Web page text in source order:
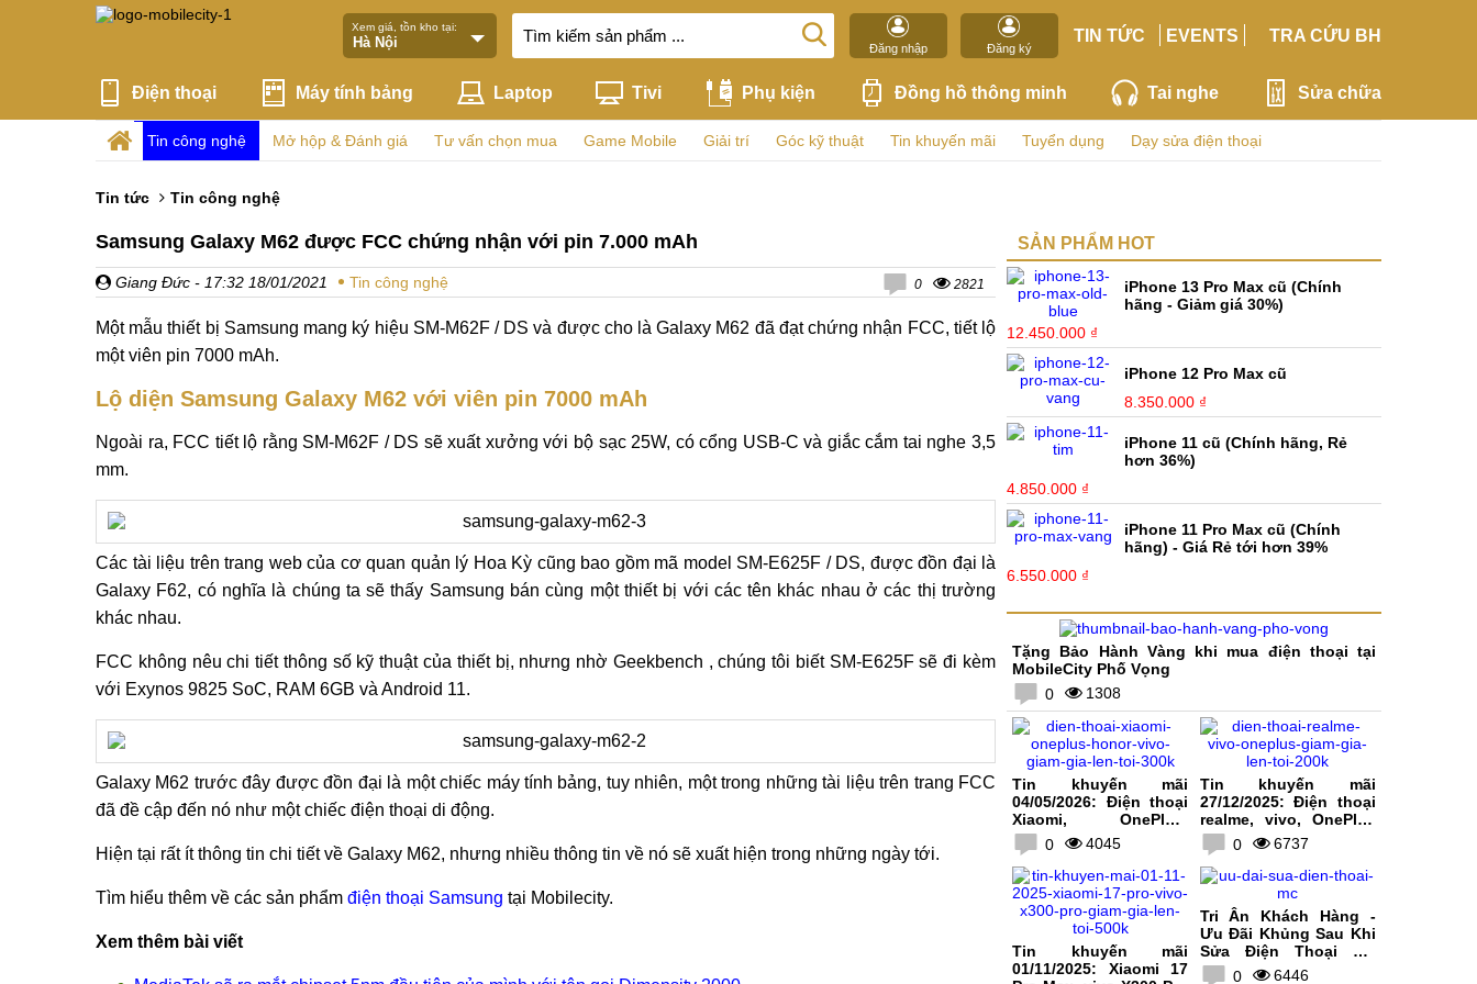
Xem giá, tồn kho tại:
Đăng nhập Đăng ký
TIN TỨC EVENTS TRA CỨU BH
Điện thoại Máy tính bảng Laptop Tivi Phụ kiện Đồng hồ thông minh Tai nghe Sửa chữa
Tin công nghệ Mở hộp & Đánh giá Tư vấn chọn mua Game Mobile Giải trí Góc kỹ thuật Tin khuyến mãi Tuyển dụng Dạy sửa điện thoại
Tin tức Tin công nghệ
Samsung Galaxy M62 được FCC chứng nhận với pin 7.000 mAh
Giang Đức - 17:32 18/01/2021 Tin công nghệ 0 2821
Một mẫu thiết bị Samsung mang ký hiệu SM-M62F / DS và được cho là Galaxy M62 đã đạt chứng nhận FCC, tiết lộ
một viên pin 7000 mAh.
Lộ diện Samsung Galaxy M62 với viên pin 7000 mAh
Ngoài ra, FCC tiết lộ rằng SM-M62F / DS sẽ xuất xưởng với bộ sạc 25W, có cổng USB-C và giắc cắm tai nghe 3,5
mm.
Các tài liệu trên trang web của cơ quan quản lý Hoa Kỳ cũng bao gồm mã model SM-E625F / DS, được đồn đại là
Galaxy F62, có nghĩa là chúng ta sẽ thấy Samsung bán cùng một thiết bị với các tên khác nhau ở các thị trường
khác nhau.
FCC không nêu chi tiết thông số kỹ thuật của thiết bị, nhưng nhờ Geekbench , chúng tôi biết SM-E625F sẽ đi kèm
với Exynos 9825 SoC, RAM 6GB và Android 11.
Galaxy M62 trước đây được đồn đại là một chiếc máy tính bảng, tuy nhiên, một trong những tài liệu trên trang FCC
đã đề cập đến nó như một chiếc điện thoại di động.
Hiện tại rất ít thông tin chi tiết về Galaxy M62, nhưng nhiều thông tin về nó sẽ xuất hiện trong những ngày tới.
Tìm hiểu thêm về các sản phẩm điện thoại Samsung tại Mobilecity.
Xem thêm bài viết
SẢN PHẨM HOT
iPhone 13 Pro Max cũ (Chính
hãng - Giảm giá 30%)
12.450.000 ₫
iPhone 12 Pro Max cũ
8.350.000 ₫
iPhone 11 cũ (Chính hãng, Rẻ
hơn 36%)
4.850.000 ₫
iPhone 11 Pro Max cũ (Chính
hãng) - Giá Rẻ tới hơn 39%
6.550.000 ₫
Tặng Bảo Hành Vàng khi mua điện thoại tại
MobileCity Phố Vọng
0
1308
Tin khuyến mãi
04/05/2026: Điện thoại
Xiaomi, OnePlus,
HONOR, vivo giảm giá
lên tới 300K
0 4045
Tin khuyến mãi
27/12/2025: Điện thoại
realme, vivo, OnePlus
giảm giá lên tới 200K
0 6737
Tin khuyến mãi
01/11/2025: Xiaomi 17
Tri Ân Khách Hàng -
Ưu Đãi Khủng Sau Khi
Sửa Điện Thoại Tại
MobileCity
0 6446